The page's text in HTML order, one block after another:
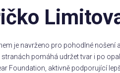
je navrženo pro pohodlné nošení
pomáhá udržet tvar i po
Foundation, aktivně podporující